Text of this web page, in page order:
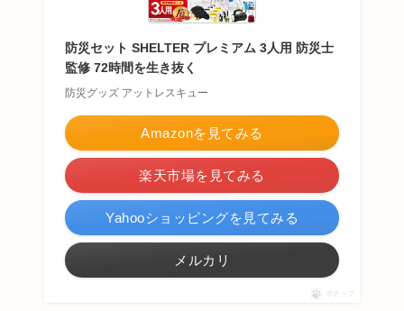
防災セット SHELTER プレミアム 3人用 防災士
監修 72時間を生き抜く
防災グッズ アットレスキュー
Amazonを見てみる
楽天市場を見てみる
Yahooショッピングを見てみる
メルカリ
ポチップ